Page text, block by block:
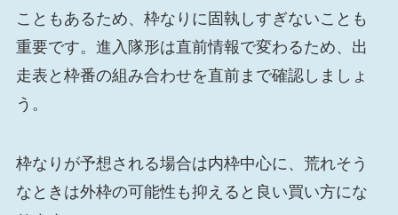
こともあるため、枠なりに固執しすぎないことも
重要です。進入隊形は直前情報で変わるため、出
走表と枠番の組み合わせを直前まで確認しましょ
う。
枠なりが予想される場合は内枠中心に、荒れそう
なときは外枠の可能性も抑えると良い買い方にな